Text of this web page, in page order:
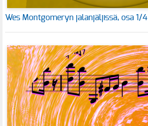
Wes Montgomeryn jalanjäljissä, osa 1/4